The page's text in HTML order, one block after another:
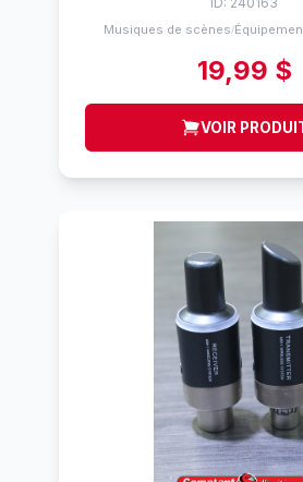
Musiques de scènes/
19,99 $
VOIR